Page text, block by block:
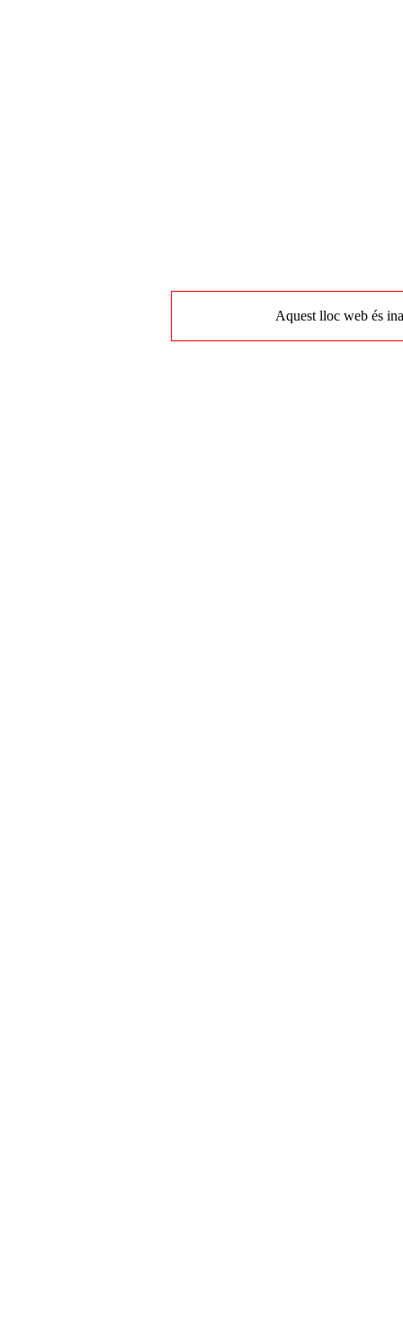
Aquest lloc web és